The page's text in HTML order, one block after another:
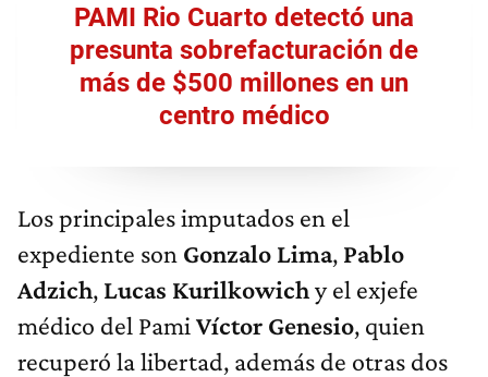
PAMI Rio Cuarto detectó una
presunta sobrefacturación de
más de $500 millones en un
centro médico
Los principales imputados en el
expediente son Gonzalo Lima, Pablo
Adzich, Lucas Kurilkowichy el exjefe
médico del Pami Víctor Genesio, quien
recuperó la libertad, además de otras dos